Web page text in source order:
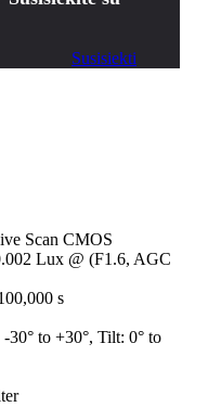
Susisiekti
Scan CMOS
Lux @ (F1.6, AGC
s
-30° to +30°, Tilt: 0° to